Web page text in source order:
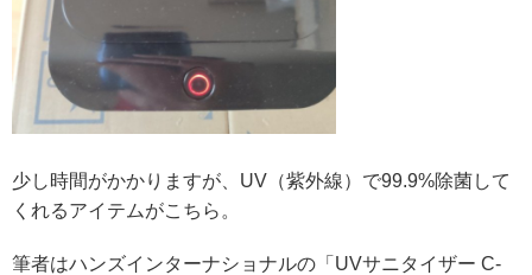
少し時間がかかりますが、UV（紫外線）で99.9%除菌して
くれるアイテムがこちら。
筆者はハンズインターナショナルの「UVサニタイザー C-